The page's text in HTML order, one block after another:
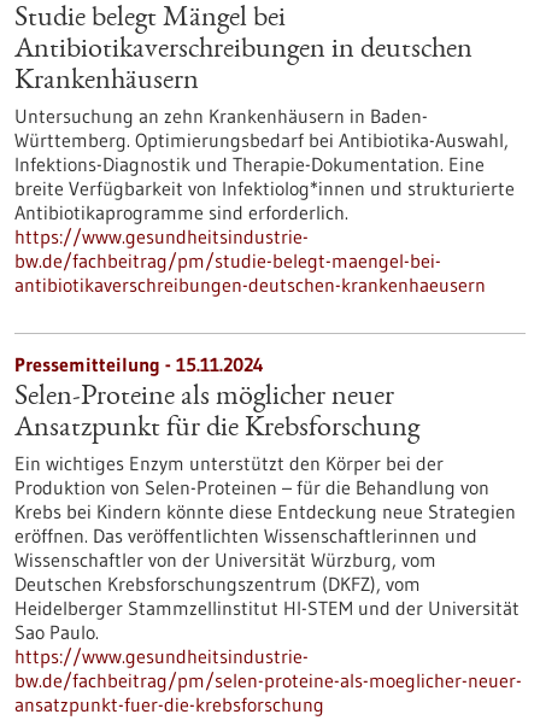
Studie belegt Mängel bei
Antibiotikaverschreibungen in deutschen
Krankenhäusern
Untersuchung an zehn Krankenhäusern in Baden-
Württemberg. Optimierungsbedarf bei Antibiotika-Auswahl,
Infektions-Diagnostik und Therapie-Dokumentation. Eine
breite Verfügbarkeit von Infektiolog*innen und strukturierte
Antibiotikaprogramme sind erforderlich.
https://www.gesundheitsindustrie-
bw.de/fachbeitrag/pm/studie-belegt-maengel-bei-
antibiotikaverschreibungen-deutschen-krankenhaeusern
Pressemitteilung - 15.11.2024
Selen-Proteine als möglicher neuer
Ansatzpunkt für die Krebsforschung
Ein wichtiges Enzym unterstützt den Körper bei der
Produktion von Selen-Proteinen – für die Behandlung von
Krebs bei Kindern könnte diese Entdeckung neue Strategien
eröffnen. Das veröffentlichten Wissenschaftlerinnen und
Wissenschaftler von der Universität Würzburg, vom
Deutschen Krebsforschungszentrum (DKFZ), vom
Heidelberger Stammzellinstitut HI-STEM und der Universität
Sao Paulo.
https://www.gesundheitsindustrie-
bw.de/fachbeitrag/pm/selen-proteine-als-moeglicher-neuer-
ansatzpunkt-fuer-die-krebsforschung